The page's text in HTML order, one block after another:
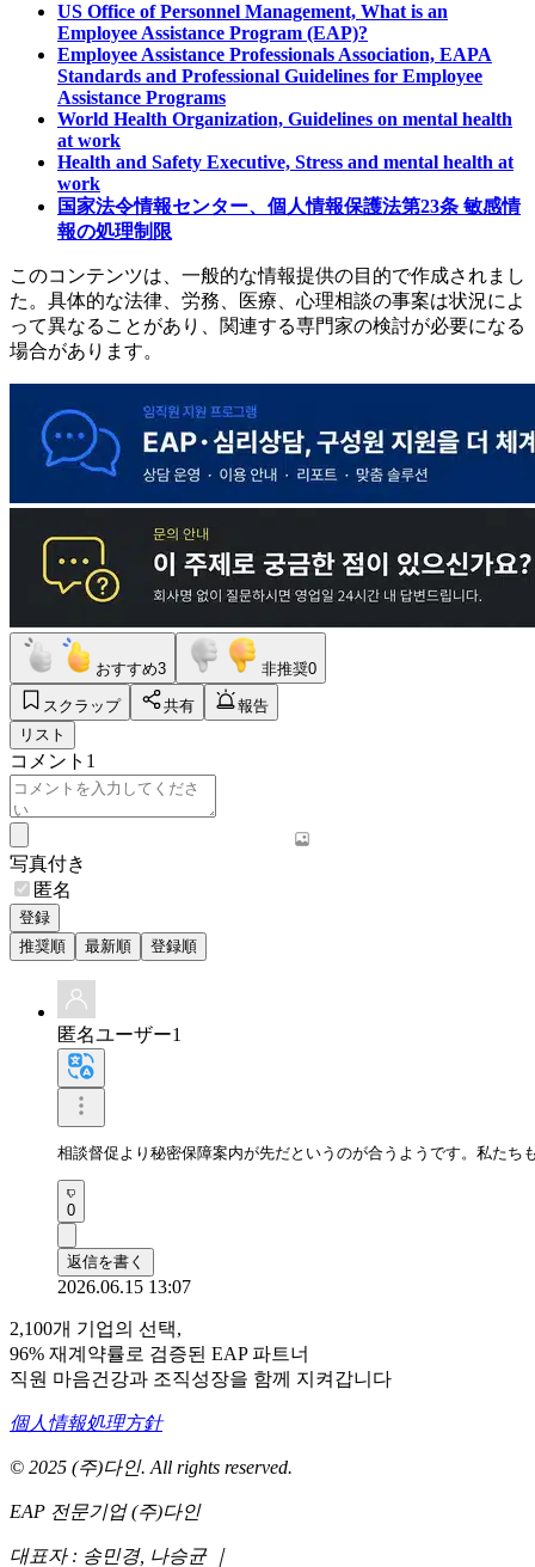
US Office of Personnel Management, What is an
Employee Assistance Program (EAP)?
Employee Assistance Professionals Association, EAPA
Standards and Professional Guidelines for Employee
Assistance Programs
World Health Organization, Guidelines on mental health
at work
Health and Safety Executive, Stress and mental health at
work
国家法令情報センター、個人情報保護法第23条 敏感情
報の処理制限
このコンテンツは、一般的な情報提供の目的で作成されまし
た。具体的な法律、労務、医療、心理相談の事案は状況によ
って異なることがあり、関連する専門家の検討が必要になる
場合があります。
おすすめ3 非推奨0
スクラップ 共有
報告
リスト
コメント 1
写真付き
匿名
登録
推奨順
最新順 登録順
匿名ユーザー1
相談督促より秘密保障案内が先だというのが合うようです。私た
0
返信を書く
2026.06.15 13:07
2,100개 기업의 선택,
96% 재계약률로 검증된 EAP 파트너
직원 마음건강과 조직성장을 함께 지켜갑니다
個人情報処理方針
© 2025 (주)다인. All rights reserved.
EAP 전문기업 (주)다인
대표자 : 송민경, 나승균 ｜